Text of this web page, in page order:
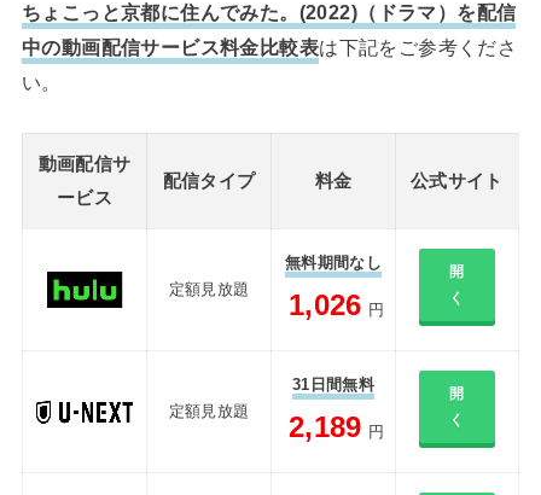
ちょこっと京都に住んでみた。(2022)（ドラマ）を配信
中の動画配信サービス料金比較表は下記をご参考くださ
い。
動画配信サ
ービス
配信タイプ 料金 公式サイト
定額見放題
無料期間なし
1,026 円
開
く
定額見放題
31日間無料
2,189 円
開
く